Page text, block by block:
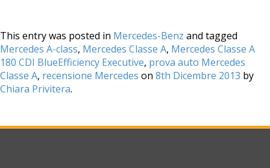
This entry was posted in Mercedes-Benz and tagged
Mercedes A-class, Mercedes Classe A, Mercedes Classe A
180 CDI BlueEfficiency Executive, prova auto Mercedes
Classe A, recensione Mercedes on 8th Dicembre 2013 by
Chiara Privitera.